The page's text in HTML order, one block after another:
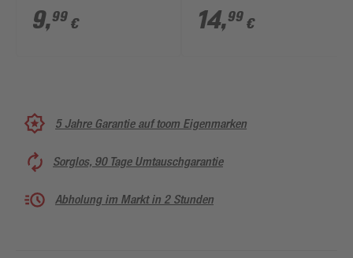
9,99 € 14,99 €
5 Jahre Garantie auf toom Eigenmarken
Sorglos, 90 Tage Umtauschgarantie
Abholung im Markt in 2 Stunden